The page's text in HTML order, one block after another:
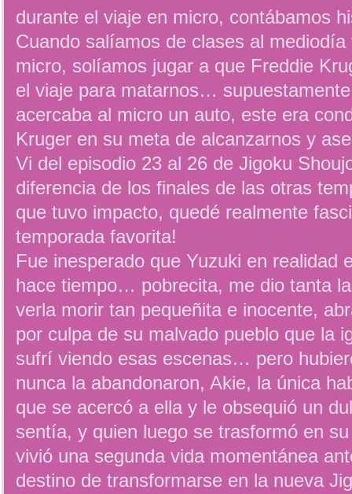
durante el viaje en micro, contábamos
Cuando salíamos de clases al
micro, solíamos jugar a que Freddie
el viaje para matarnos…
acercaba al micro un auto, este era
Kruger en su meta de alcanzarnos y
Vi del episodio 23 al 26 de Jigoku
diferencia de los finales de las otras
que tuvo impacto, quedé realmente
temporada favorita!
Fue inesperado que Yuzuki en realidad
hace tiempo… pobrecita, me dio tanta
verla morir tan pequeñita e inocente,
por culpa de su malvado pueblo que la
sufrí viendo esas escenas… pero
nunca la abandonaron, Akie, la única
que se acercó a ella y le obsequió un
sentía, y quien luego se trasformó en
vivió una segunda vida momentánea
destino de transformarse en la nueva